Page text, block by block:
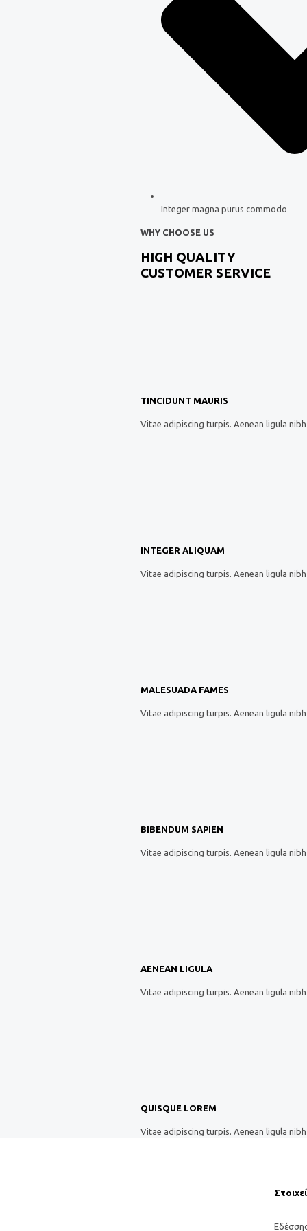
Integer magna purus commodo
WHY CHOOSE US
HIGH QUALITY
CUSTOMER SERVICE
TINCIDUNT MAURIS
Vitae adipiscing turpis. Aenean ligula
INTEGER ALIQUAM
Vitae adipiscing turpis. Aenean ligula
MALESUADA FAMES
Vitae adipiscing turpis. Aenean ligula
BIBENDUM SAPIEN
Vitae adipiscing turpis. Aenean ligula
AENEAN LIGULA
Vitae adipiscing turpis. Aenean ligula
QUISQUE LOREM
Vitae adipiscing turpis. Aenean ligula